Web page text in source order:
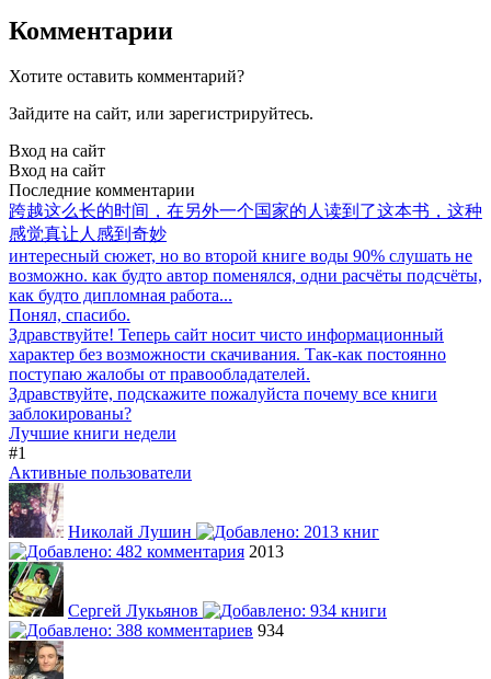
Комментарии
Хотите оставить комментарий?
Зайдите на сайт, или зарегистрируйтесь.
Вход на сайт
Вход на сайт
Последние комментарии
跨越这么长的时间，在另外一个国家的人读到了这本书，这种
感觉真让人感到奇妙
интересный сюжет, но во второй книге воды 90% слушать не
возможно. как будто автор поменялся, одни расчёты подсчёты,
как будто дипломная работа...
Понял, спасибо.
Здравствуйте! Теперь сайт носит чисто информационный
характер без возможности скачивания. Так-как постоянно
поступаю жалобы от правообладателей.
Здравствуйте, подскажите пожалуйста почему все книги
заблокированы?
Лучшие книги недели
#1
Активные пользователи
Николай Лушин
2013
Сергей Лукьянов
934